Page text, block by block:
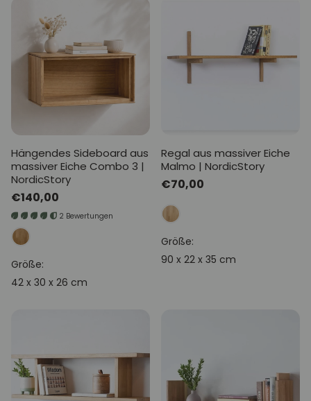
Hängendes Sideboard aus
massiver Eiche Combo 3 |
NordicStory
Normaler
Preis
€140,00
2 Bewertungen
Größe:
42 x 30 x 26 cm
Regal aus massiver Eiche
Malmo | NordicStory
Normaler
Preis
€70,00
Größe:
90 x 22 x 35 cm